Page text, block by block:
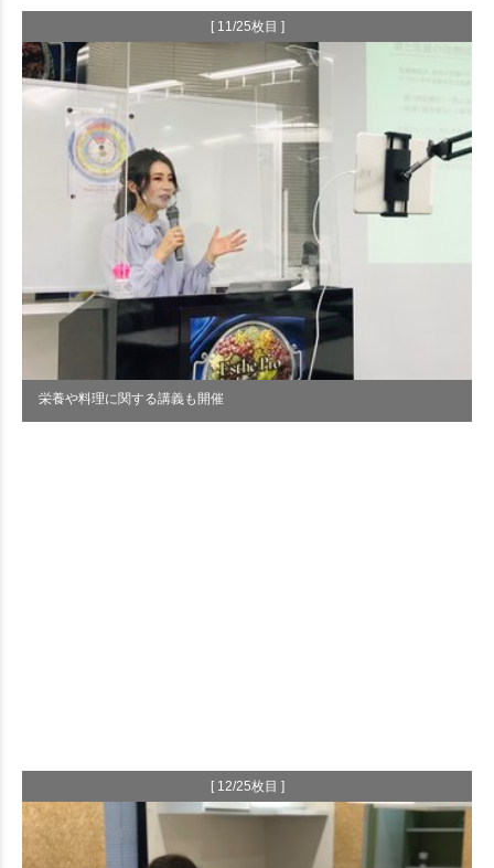
[ 11/25枚目 ]
栄養や料理に関する講義も開催
[ 12/25枚目 ]